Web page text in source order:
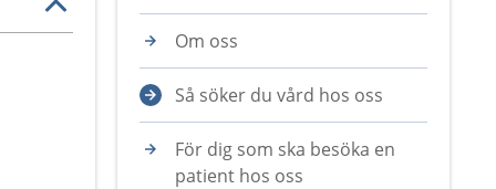
Om oss
Så söker du vård hos oss
För dig som ska besöka en
patient hos oss